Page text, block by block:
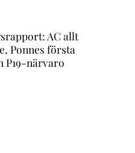
AC allt
Ponnes första
P19-närvaro